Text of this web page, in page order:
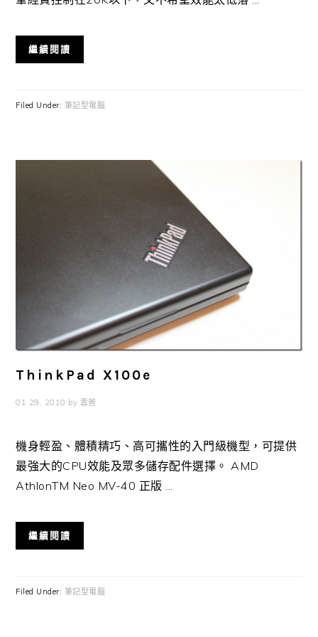
繼續閱讀
Filed Under: 筆記型電腦
ThinkPad X100e
01 29, 2010 by 雲爸
機身輕盈、體積精巧、高可攜性的入門級機型，可提供
最強大的CPU效能及眾多儲存配件選擇。 AMD
AthlonTM Neo MV-40 正版 ...
繼續閱讀
Filed Under: 筆記型電腦